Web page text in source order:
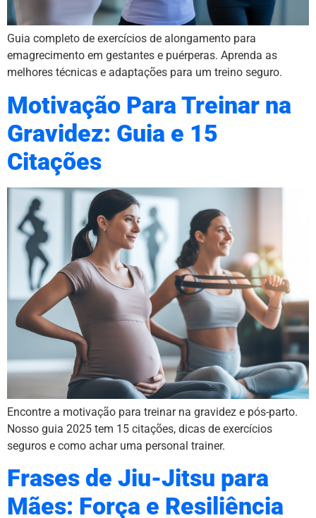
Guia completo de exercícios de alongamento para
emagrecimento em gestantes e puérperas. Aprenda as
melhores técnicas e adaptações para um treino seguro.
Motivação Para Treinar na
Gravidez: Guia e 15
Citações
Encontre a motivação para treinar na gravidez e pós-parto.
Nosso guia 2025 tem 15 citações, dicas de exercícios
seguros e como achar uma personal trainer.
Frases de Jiu-Jitsu para
Mães: Força e Resiliência